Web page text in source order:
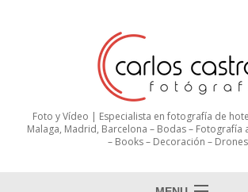
Foto y Vídeo | Especialista en fotografía de
Malaga, Madrid, Barcelona – Bodas – Fotografía
– Books – Decoración – Drones